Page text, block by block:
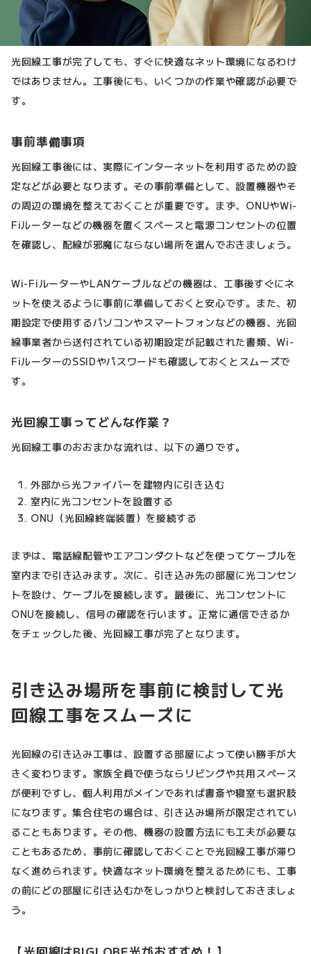
光回線工事が完了しても、すぐに快適なネット環境になるわけ
ではありません。工事後にも、いくつかの作業や確認が必要で
す。
事前準備事項
光回線工事後には、実際にインターネットを利用するための設
定などが必要となります。その事前準備として、設置機器やそ
の周辺の環境を整えておくことが重要です。まず、ONUやWi-
Fiルーターなどの機器を置くスペースと電源コンセントの位置
を確認し、配線が邪魔にならない場所を選んでおきましょう。
Wi-FiルーターやLANケーブルなどの機器は、工事後すぐにネ
ットを使えるように事前に準備しておくと安心です。また、初
期設定で使用するパソコンやスマートフォンなどの機器、光回
線事業者から送付されている初期設定が記載された書類、Wi-
FiルーターのSSIDやパスワードも確認しておくとスムーズで
す。
光回線工事ってどんな作業？
光回線工事のおおまかな流れは、以下の通りです。
外部から光ファイバーを建物内に引き込む
室内に光コンセントを設置する
ONU（光回線終端装置）を接続する
まずは、電話線配管やエアコンダクトなどを使ってケーブルを
室内まで引き込みます。次に、引き込み先の部屋に光コンセン
トを設け、ケーブルを接続します。最後に、光コンセントに
ONUを接続し、信号の確認を行います。正常に通信できるか
をチェックした後、光回線工事が完了となります。
引き込み場所を事前に検討して光
回線工事をスムーズに
光回線の引き込み工事は、設置する部屋によって使い勝手が大
きく変わります。家族全員で使うならリビングや共用スペース
が便利ですし、個人利用がメインであれば書斎や寝室も選択肢
になります。集合住宅の場合は、引き込み場所が限定されてい
ることもあります。その他、機器の設置方法にも工夫が必要な
こともあるため、事前に確認しておくことで光回線工事が滞り
なく進められます。快適なネット環境を整えるためにも、工事
の前にどの部屋に引き込むかをしっかりと検討しておきましょ
う。